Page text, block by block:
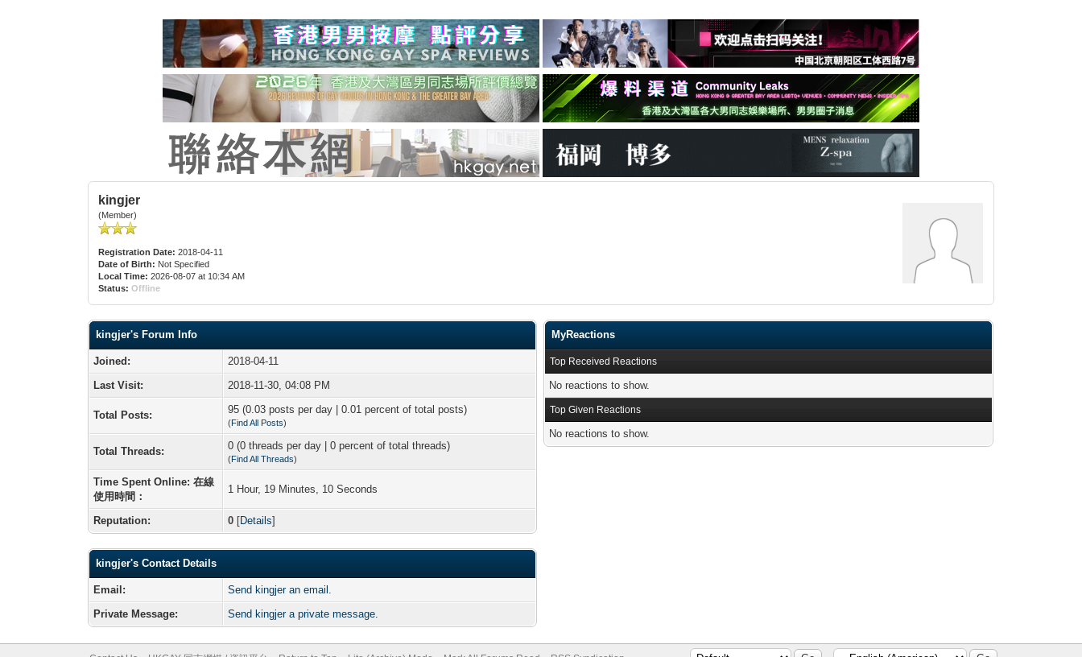
kingjer
(Member)
Registration Date: 2018-04-11
Date of Birth: Not Specified
Local Time: 2026-08-07 at 10:34 AM
Status: Offline
kingjer's Forum Info
Joined:
2018-04-11
Last Visit:
2018-11-30, 04:08 PM
Total Posts: 95 (0.03 posts per day | 0.01 percent of total posts)
(Find All Posts)
Total Threads: 0 (0 threads per day | 0 percent of total threads)
(Find All Threads)
Time Spent Online: 在線
使用時間：
1 Hour, 19 Minutes, 10 Seconds
Reputation: 0 [Details]
kingjer's Contact Details
Email:
Send kingjer an email.
Private Message:
Send kingjer a private message.
MyReactions
Top Received Reactions
No reactions to show.
Top Given Reactions
No reactions to show.